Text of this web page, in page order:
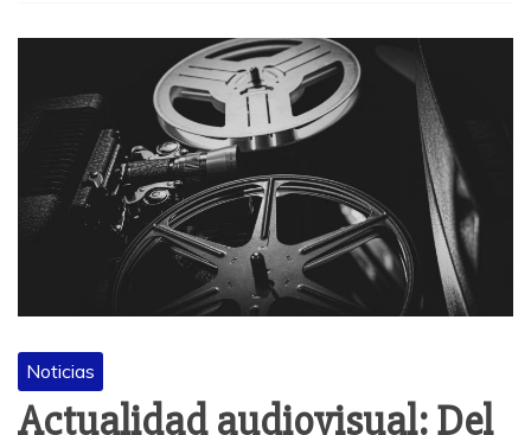
Noticias
Actualidad audiovisual: Del